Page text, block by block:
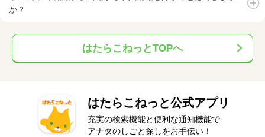
か？
はたらこねっとTOPへ
はたらこねっと公式アプリ
充実の検索機能と便利な通知機能で
アナタのしごと探しをお手伝い！